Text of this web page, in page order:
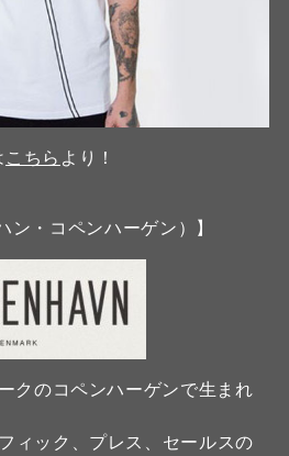
こちら より！
ン・コペンハーゲン）】
クのコペンハーゲンで生まれ
ィック、プレス、セールスの